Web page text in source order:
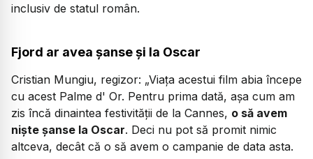
inclusiv de statul român.
Fjord ar avea șanse și la Oscar
Cristian Mungiu, regizor: „Viața acestui film abia începe
cu acest Palme d' Or. Pentru prima dată, așa cum am
zis încă dinaintea festivității de la Cannes, o să avem
niște șanse la Oscar. Deci nu pot să promit nimic
altceva, decât că o să avem o campanie de data asta.